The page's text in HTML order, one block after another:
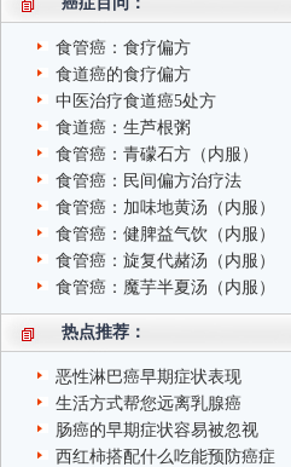
食管癌：食疗偏方
食道癌的食疗偏方
中医治疗食道癌5处方
食道癌：生芦根粥
食管癌：青礞石方（内服）
食管癌：民间偏方治疗法
食管癌：加味地黄汤（内服）
食管癌：健脾益气饮（内服）
食管癌：旋复代赭汤（内服）
食管癌：魔芋半夏汤（内服）
热点推荐：
恶性淋巴癌早期症状表现
生活方式帮您远离乳腺癌
肠癌的早期症状容易被忽视
西红柿搭配什么吃能预防癌症